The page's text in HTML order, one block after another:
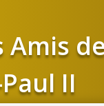
Amis
II